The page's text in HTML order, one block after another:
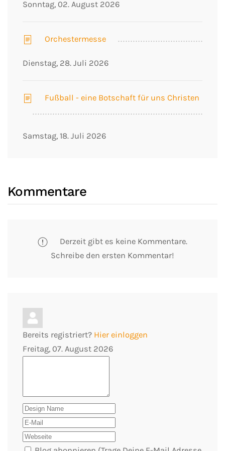
Sonntag, 02. August 2026
Orchestermesse
Dienstag, 28. Juli 2026
Fußball - eine Botschaft für uns Christen
Samstag, 18. Juli 2026
Kommentare
Derzeit gibt es keine Kommentare.
Schreibe den ersten Kommentar!
Bereits registriert? Hier einloggen
Freitag, 07. August 2026